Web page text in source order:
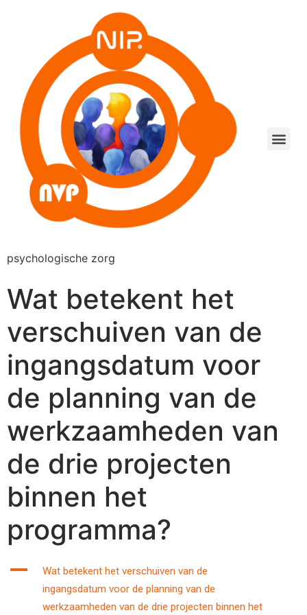
psychologische zorg
Wat betekent het
verschuiven van de
ingangsdatum voor
de planning van de
werkzaamheden van
de drie projecten
binnen het
programma?
A
Wat betekent het verschuiven van de
ingangsdatum voor de planning van de
werkzaamheden van de drie projecten binnen het